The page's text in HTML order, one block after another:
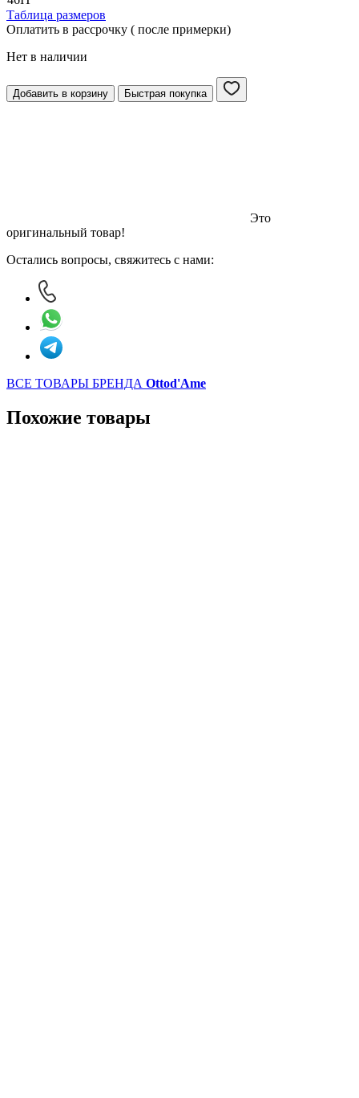
Таблица размеров
Оплатить в рассрочку ( после примерки)
Нет в наличии
Добавить в корзину Быстрая покупка
Это
оригинальный товар!
Остались вопросы, свяжитесь с нами:
ВСЕ ТОВАРЫ БРЕНДА Ottod'Ame
Похожие товары